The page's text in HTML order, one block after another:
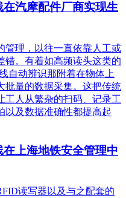
汽摩配件厂商实现生
管理，以往一直依靠人工或
错。有着如高频读头这类的
自动辨识那附着在物体上
批量的数据采集。这把传统
工人从繁杂的扫码、记录工
以及数据准确性都提高起
上海地铁安全管理中
读写器以及与之配套的